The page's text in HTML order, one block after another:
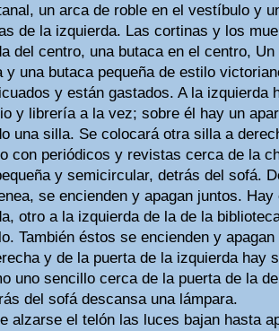
un arca de roble en el vestíbulo y
de la izquierda. Las cortinas y los
del centro, una butaca en el centro,
y una butaca pequeña de estilo
y están gastados. A la izquierda
y librería a la vez; sobre él hay un
una silla. Se colocará otra silla a
con periódicos y revistas cerca de la
y semicircular, detrás del sofá.
se encienden y apagan juntos.
otro a la izquierda de la de la
También éstos se encienden y
y de la puerta de la izquierda hay
uno sencillo cerca de la puerta de la
del sofá descansa una lámpara.
alzarse el telón las luces bajan hasta